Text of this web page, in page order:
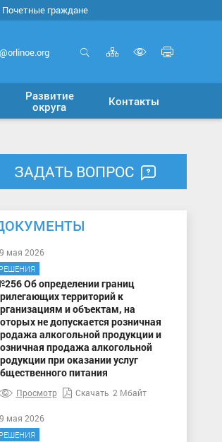
Почетные граждане
Карта
сайта
версию
для
Развитие
округа
Контакты
ЗАДАТЬ ВОПРОС
мая 2026
РЕШЕНИЯ
Об определении границ
территорий к
и объектам, на
не допускается розничная
алкогольной продукции и
продажа алкогольной
при оказании услуг
питания
Просмотр Скачать 2 Мбайт
мая 2026
РЕШЕНИЯ